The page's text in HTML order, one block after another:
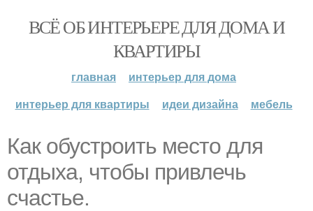
ВСЁ ОБ ИНТЕРЬЕРЕ ДЛЯ ДОМА И
КВАРТИРЫ
главная
интерьер для дома
интерьер для квартиры
идеи дизайна мебель
Как обустроить место для
отдыха, чтобы привлечь
счастье.